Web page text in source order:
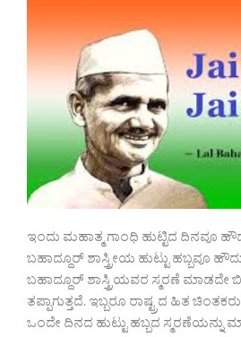
ಇಂದು ಮಹಾತ್ಮ ಗಾಂಧಿ ಹುಟ್ಟಿದ ದಿನವೂ
ಬಹಾದ್ದೂರ್ ಶಾಸ್ತ್ರೀಯ ಹುಟ್ಟು ಹಬ್ಬವೂ
ಬಹಾದ್ದೂರ್ ಶಾಸ್ತ್ರಿಯವರ ಸ್ಮರಣೆ ಮಾಡದೇ
ತಪ್ಪಾಗುತ್ತದೆ. ಇಬ್ಬರೂ ರಾಷ್ಟ್ರದ ಹಿತ
ಒಂದೇ ದಿನದ ಹುಟ್ಟು ಹಬ್ಬದ